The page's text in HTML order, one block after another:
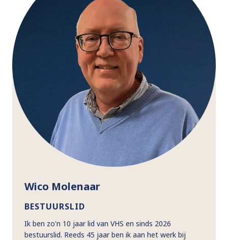
Wico Molenaar
BESTUURSLID
Ik ben zo'n 10 jaar lid van VHS en sinds 2026
bestuurslid. Reeds 45 jaar ben ik aan het werk bij